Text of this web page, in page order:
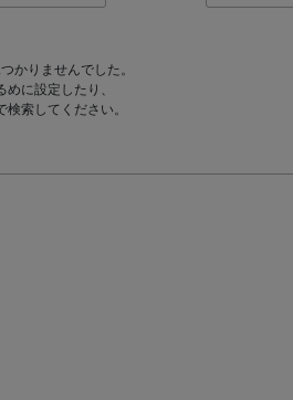
かりませんでした。
めに設定したり、
検索してください。